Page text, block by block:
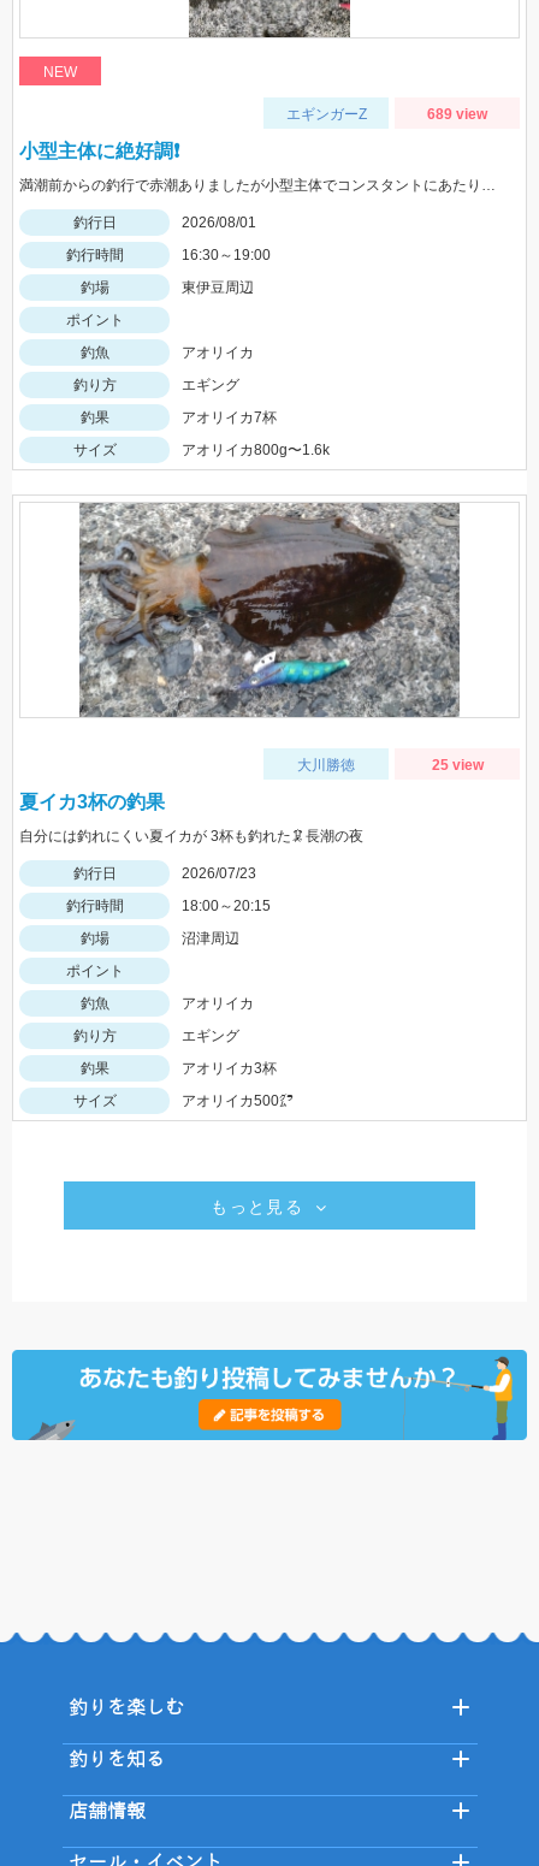
NEW
エギンガーZ 689 view
小型主体に絶好調❗️
満潮前からの釣行で赤潮ありましたが小型主体でコンスタントにあたりがありました
釣行日
2026/08/01
釣行時間
16:30～19:00
釣場
東伊豆周辺
ポイント
釣魚
アオリイカ
釣り方
エギング
釣果
アオリイカ7杯
サイズ
アオリイカ800g〜1.6k
大川勝徳 25 view
夏イカ3杯の釣果
自分には釣れにくい夏イカが 3杯も釣れた🦑長潮の夜
釣行日
2026/07/23
釣行時間
18:00～20:15
釣場
沼津周辺
ポイント
釣魚
アオリイカ
釣り方
エギング
釣果
アオリイカ3杯
サイズ
アオリイカ500㌘
もっと見る
釣りを楽しむ
釣りを知る
店舗情報